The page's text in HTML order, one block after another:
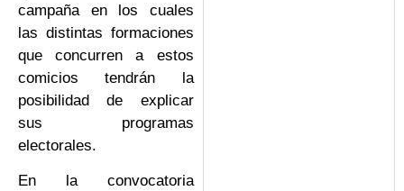
campaña en los cuales
las distintas formaciones
que concurren a estos
comicios tendrán la
posibilidad de explicar
sus programas
electorales.
En la convocatoria